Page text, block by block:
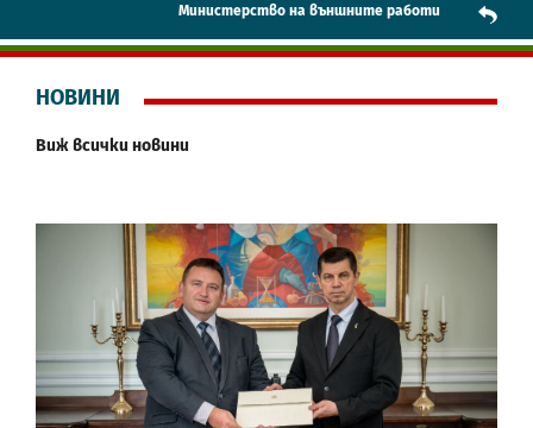
Mинистерство на външните работи
НОВИНИ
Виж всички новини